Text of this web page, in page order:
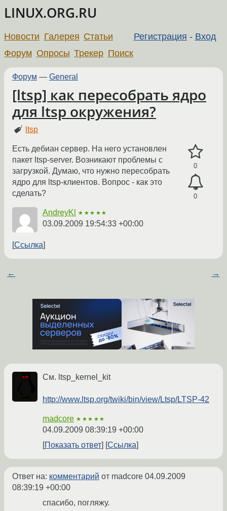
LINUX.ORG.RU
Регистрация - Вход
Новости Галерея Статьи
Форум Опросы Трекер Поиск
Форум — General
[ltsp] как пересобрать ядро
для ltsp окружения?
ltsp
0
0
Есть дебиан сервер. На него установлен
пакет ltsp-server. Возникают проблемы с
загрузкой. Думаю, что нужно пересобрать
ядро для ltsp-клиентов. Вопрос - как это
сделать?
AndreyKl ★★★★★
03.09.2009 19:54:33 +00:00
Ссылка
← →
См. ltsp_kernel_kit
http://www.ltsp.org/twiki/bin/view/Ltsp/LTSP-42
madcore ★★★★★
04.09.2009 08:39:19 +00:00
Показать ответ
Ссылка
Ответ на: комментарий от madcore 04.09.2009
08:39:19 +00:00
спасибо, погляжу.